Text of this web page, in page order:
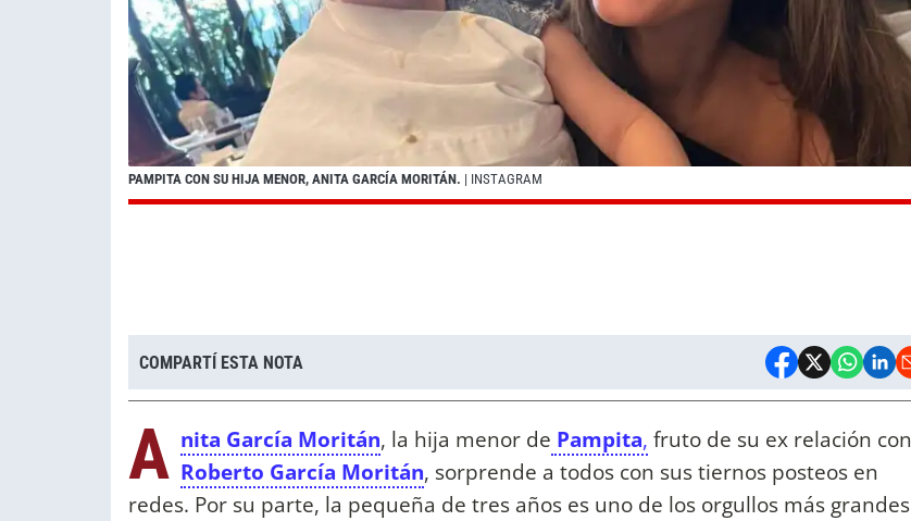
PAMPITA CON SU HIJA MENOR, ANITA GARCÍA MORITÁN. | INSTAGRAM
COMPARTÍ ESTA NOTA
A nita García Moritán, la hija menor de Pampita, fruto de su ex relación con
Roberto García Moritán, sorprende a todos con sus tiernos posteos en
redes. Por su parte, la pequeña de tres años es uno de los orgullos más grandes